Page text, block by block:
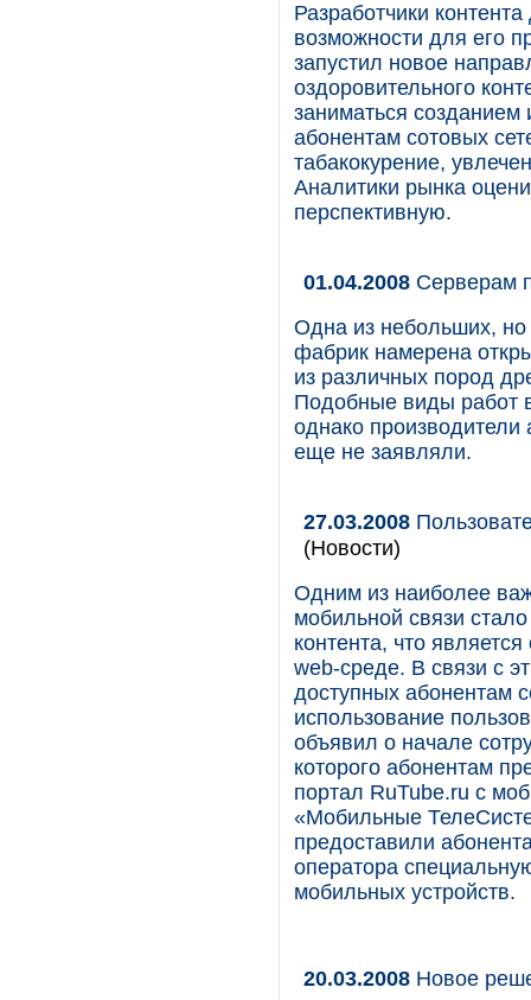
Разработчики
возможности для его
запустил новое
оздоровительного
заниматься созданием
абонентам сотовых
табакокурение,
Аналитики рынка
перспективную.
01.04.2008 Серверам
Одна из небольших, но
фабрик намерена
из различных пород
Подобные виды работ
однако
еще не заявляли.
27.03.2008
(Новости)
Одним из наиболее
мобильной связи
контента, что
web-среде. В связи с
доступных абонентам
использование
объявил о начале
которого абонентам
портал RuTube.ru с
«Мобильные
предоставили
оператора
мобильных устройств.
20.03.2008 Новое